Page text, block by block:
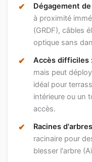
Dégagement
à proximité
(GRDF), câbles
optique sans
Accès difficiles
mais peut
idéal pour
intérieure ou un
accès.
Racines
racinaire pour
blesser l'arbre